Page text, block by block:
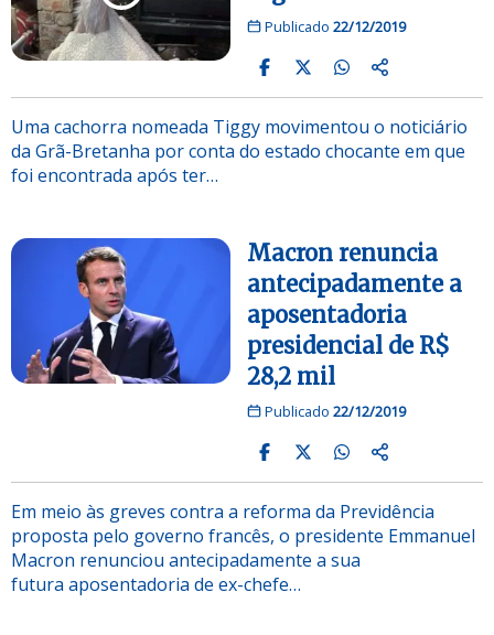
Publicado 22/12/2019
Uma cachorra nomeada Tiggy movimentou o noticiário
da Grã-Bretanha por conta do estado chocante em que
foi encontrada após ter…
Macron renuncia
antecipadamente a
aposentadoria
presidencial de R$
28,2 mil
Publicado 22/12/2019
Em meio às greves contra a reforma da Previdência
proposta pelo governo francês, o presidente Emmanuel
Macron renunciou antecipadamente a sua
futura aposentadoria de ex-chefe…